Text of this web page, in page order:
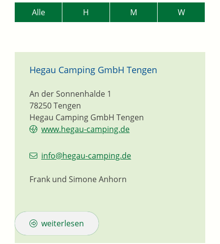
Alle H M W
Hegau Camping GmbH Tengen
Hegau Camping GmbH Tengen
An der Sonnenhalde 1
78250Tengen
www.hegau-camping.de
info@hegau-camping.de
Frank und SimoneAnhorn
weiterlesen